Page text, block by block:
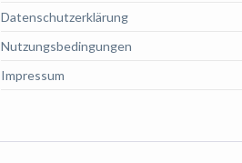
Datenschutzerklärung
Nutzungsbedingungen
Impressum